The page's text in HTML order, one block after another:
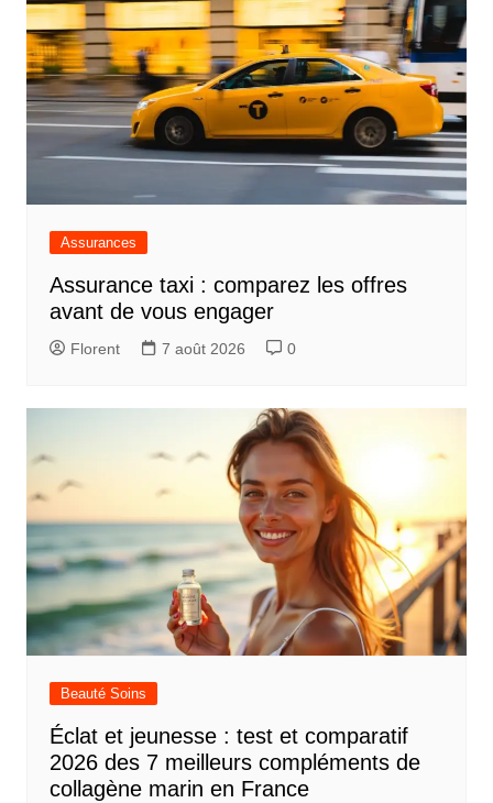
Assurances
Assurance taxi : comparez les offres
avant de vous engager
Florent 7 août 2026 0
Beauté Soins
Éclat et jeunesse : test et comparatif
2026 des 7 meilleurs compléments de
collagène marin en France